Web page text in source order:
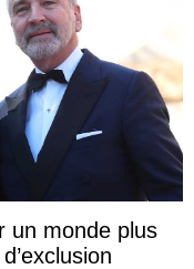
un monde plus